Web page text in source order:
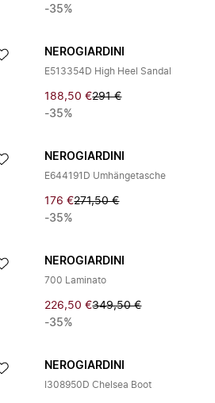
-35%
NEROGIARDINI
E513354D High Heel Sandal
188,50 €291 €
-35%
NEROGIARDINI
E644191D Umhängetasche
176 €271,50 €
-35%
NEROGIARDINI
700 Laminato
226,50 €349,50 €
-35%
NEROGIARDINI
I308950D Chelsea Boot